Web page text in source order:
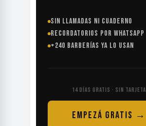
SIN LLAMADAS NI CUADERNO
RECORDATORIOS POR WHATSAPP
+240 BARBERÍAS YA LO USAN
14 DÍAS GRATIS · SIN TARJETA
EMPEZÁ GRATIS →